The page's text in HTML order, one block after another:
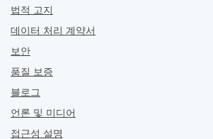
법적 고지
데이터 처리 계약서
보안
품질 보증
블로그
언론 및 미디어
접근성 설명